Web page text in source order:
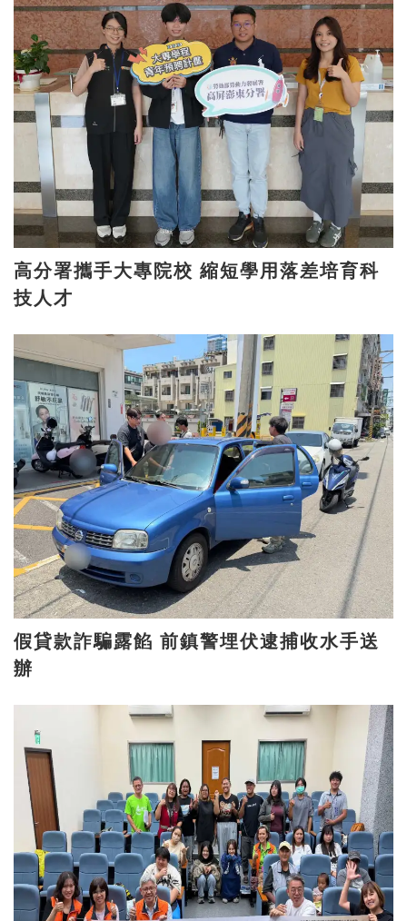
高分署攜手大專院校 縮短學用落差培育科
技人才
假貸款詐騙露餡 前鎮警埋伏逮捕收水手送
辦